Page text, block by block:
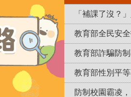
教育部全民安
教育部詐騙防
教育部性別平